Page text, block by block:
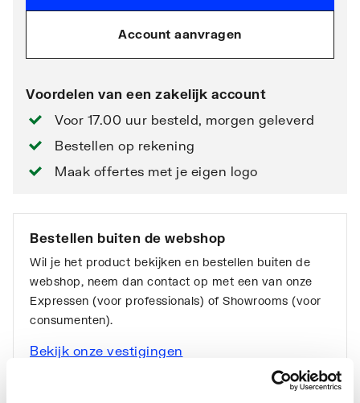
Account aanvragen
Voordelen van een zakelijk account
Voor 17.00 uur besteld, morgen geleverd
Bestellen op rekening
Maak offertes met je eigen logo
Bestellen buiten de webshop
Wil je het product bekijken en bestellen buiten de
webshop, neem dan contact op met een van onze
Expressen (voor professionals) of Showrooms (voor
consumenten).
Bekijk onze vestigingen